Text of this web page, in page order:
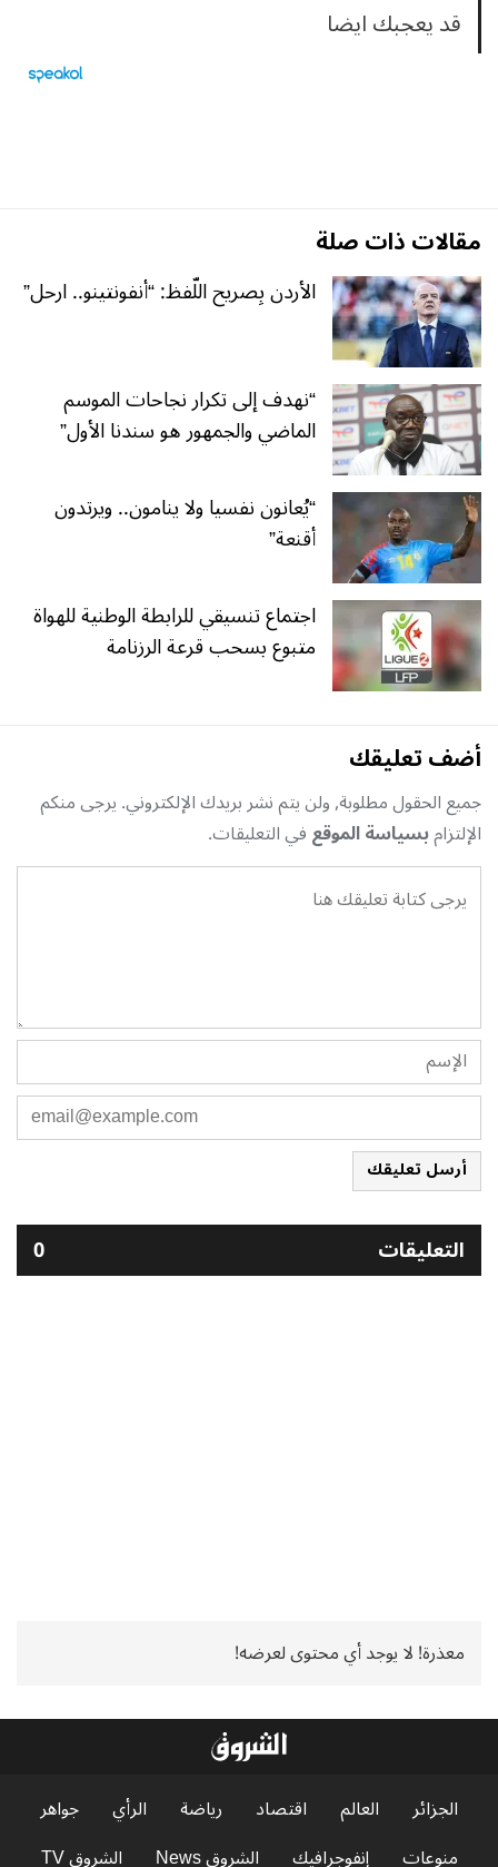
قد يعجبك ايضا
مقالات ذات صلة
الأردن بِصريح اللّفظ: “أنفونتينو.. ارحل”
“نهدف إلى تكرار نجاحات الموسم
الماضي والجمهور هو سندنا الأول”
“يُعانون نفسيا ولا ينامون.. ويرتدون
أقنعة”
اجتماع تنسيقي للرابطة الوطنية للهواة
متبوع بسحب قرعة الرزنامة
أضف تعليقك
جميع الحقول مطلوبة, ولن يتم نشر بريدك الإلكتروني. يرجى منكم
الإلتزامبسياسة الموقعفي التعليقات.
أرسل تعليقك
التعليقات 0
معذرة! لا يوجد أي محتوى لعرضه!
الجزائر العالم اقتصاد رياضة الرأي
جواهر
منوعات
إنفوجرافيك الشروق News الشروق TV